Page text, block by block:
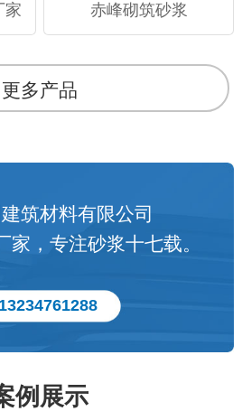
家 赤峰砌筑砂浆
更多产品
筑材料有限公司
家，专注砂浆十七载。
13234761288
例展示